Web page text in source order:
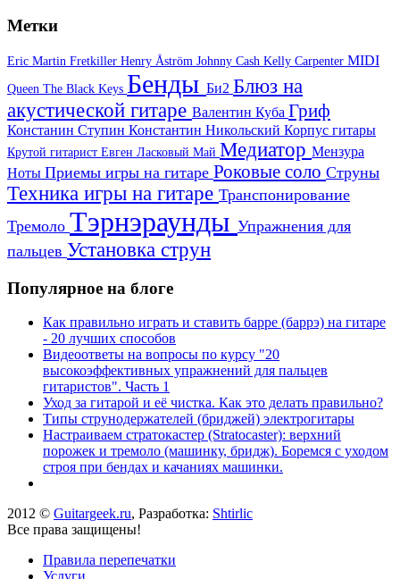
Метки
Eric Martin Fretkiller Henry Åström Johnny Cash Kelly Carpenter MIDI
Queen The Black Keys Бенды Би2 Блюз на
акустической гитаре Валентин Куба Гриф
Констанин Ступин Константин Никольский Корпус гитары
Крутой гитарист Евген Ласковый Май Медиатор Мензура
Ноты Приемы игры на гитаре Роковые соло Струны
Техника игры на гитаре Транспонирование
Тремоло Тэрнэраунды Упражнения для
пальцев Установка струн
Популярное на блоге
Как правильно играть и ставить барре (баррэ) на гитаре
- 20 лучших способов
Видеоответы на вопросы по курсу "20
высокоэффективных упражнений для пальцев
гитаристов". Часть 1
Уход за гитарой и её чистка. Как это делать правильно?
Типы струнодержателей (бриджей) электрогитары
Настраиваем стратокастер (Stratocaster): верхний
порожек и тремоло (машинку, бридж). Боремся с уходом
строя при бендах и качаниях машинки.
2012 © Guitargeek.ru, Разработка: Shtirlic
Все права защищены!
Правила перепечатки